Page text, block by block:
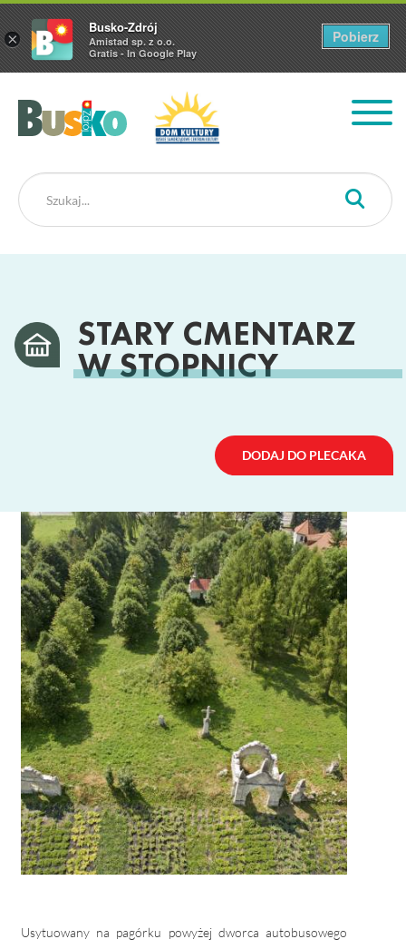
Busko Zdrój
STARY CMENTARZ
W STOPNICY
DODAJ DO PLECAKA
Usytuowany na pagórku powyżej dworca autobusowego
×
Busko-Zdrój
Amistad sp. z o.o.
Gratis - In Google Play
Pobierz